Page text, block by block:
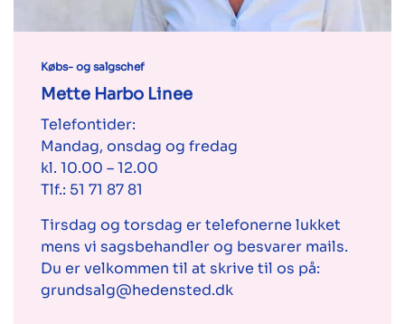
Købs- og salgschef
Mette Harbo Linee
Telefontider:
Mandag, onsdag og fredag
kl. 10.00 – 12.00
Tlf.: 51 71 87 81
Tirsdag og torsdag er telefonerne lukket
mens vi sagsbehandler og besvarer mails.
Du er velkommen til at skrive til os på:
grundsalg@hedensted.dk